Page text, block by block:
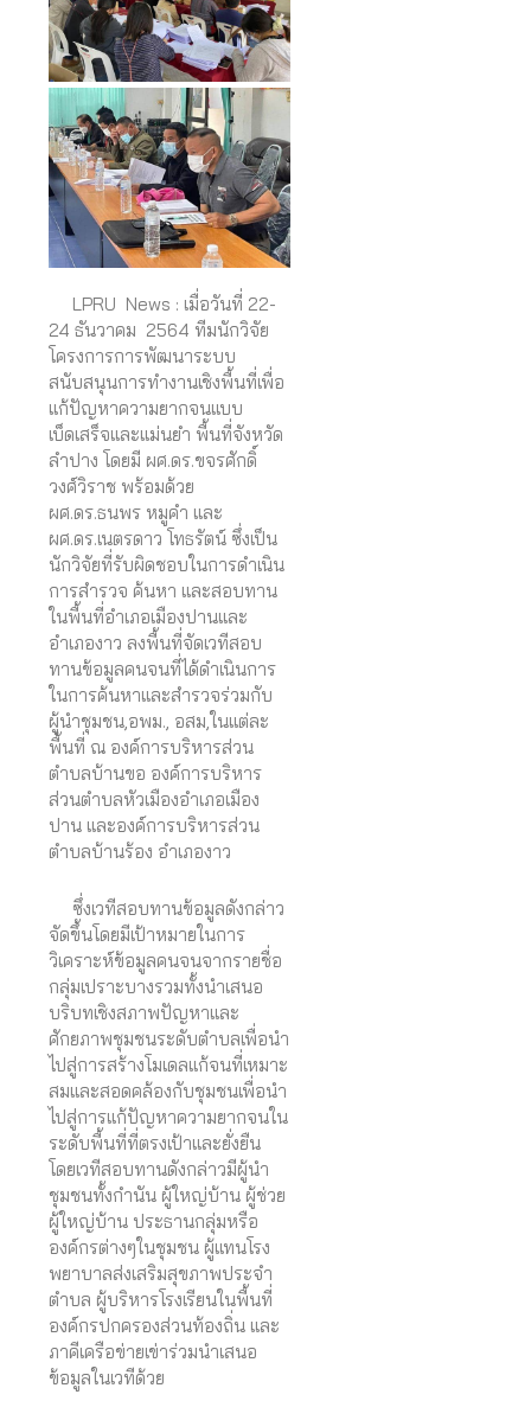
LPRU News : เมื่อวันที่ 22-
24 ธันวาคม 2564 ทีมนักวิจัย
โครงการการพัฒนาระบบ
สนับสนุนการทำงานเชิงพื้นที่เพื่อ
แก้ปัญหาความยากจนแบบ
เบ็ดเสร็จและแม่นยำ พื้นที่จังหวัด
ลำปาง โดยมี ผศ.ดร.ขจรศักดิ์
วงศ์วิราช พร้อมด้วย
ผศ.ดร.ธนพร หมูคำ และ
ผศ.ดร.เนตรดาว โทธรัตน์ ซึ่งเป็น
นักวิจัยที่รับผิดชอบในการดำเนิน
การสำรวจ ค้นหา และสอบทาน
ในพื้นที่อำเภอเมืองปานและ
อำเภองาว ลงพื้นที่จัดเวทีสอบ
ทานข้อมูลคนจนที่ได้ดำเนินการ
ในการค้นหาและสำรวจร่วมกับ
ผู้นำชุมชน,อพม., อสม,ในแต่ละ
พื้นที่ ณ องค์การบริหารส่วน
ตำบลบ้านขอ องค์การบริหาร
ส่วนตำบลหัวเมืองอำเภอเมือง
ปาน และองค์การบริหารส่วน
ตำบลบ้านร้อง อำเภองาว
ซึ่งเวทีสอบทานข้อมูลดังกล่าว
จัดขึ้นโดยมีเป้าหมายในการ
วิเคราะห์ข้อมูลคนจนจากรายชื่อ
กลุ่มเปราะบางรวมทั้งนำเสนอ
บริบทเชิงสภาพปัญหาและ
ศักยภาพชุมชนระดับตำบลเพื่อนำ
ไปสู่การสร้างโมเดลแก้จนที่เหมาะ
สมและสอดคล้องกับชุมชนเพื่อนำ
ไปสู่การแก้ปัญหาความยากจนใน
ระดับพื้นที่ที่ตรงเป้าและยั่งยืน
โดยเวทีสอบทานดังกล่าวมีผู้นำ
ชุมชนทั้งกำนัน ผู้ใหญ่บ้าน ผู้ช่วย
ผู้ใหญ่บ้าน ประธานกลุ่มหรือ
องค์กรต่างๆในชุมชน ผู้แทนโรง
พยาบาลส่งเสริมสุขภาพประจำ
ตำบล ผู้บริหารโรงเรียนในพื้นที่
องค์กรปกครองส่วนท้องถิ่น และ
ภาคีเครือข่ายเข่าร่วมนำเสนอ
ข้อมูลในเวทีด้วย